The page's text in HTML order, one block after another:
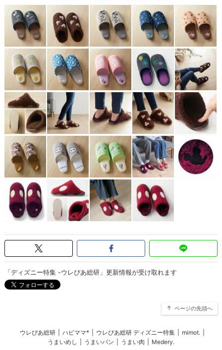
「ディズニー特集 -ウレぴあ総研」更新情報が受け取れます
ページの先頭へ
ウレぴあ総研 ハピママ* ウレぴあ総研 ディズニー特集 mimot.
うまいめし
うまいパン うまい肉 Medery.